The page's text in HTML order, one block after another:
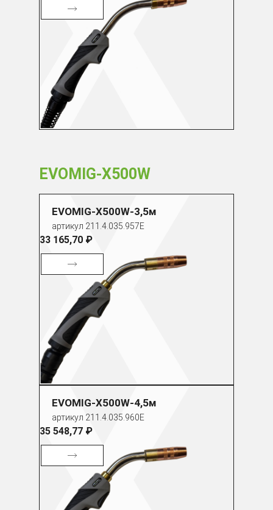
EVOMIG-X500W
EVOMIG-X500W-3,5м
артикул 211.4.035.957E
33 165,70 ₽
EVOMIG-X500W-4,5м
артикул 211.4.035.960E
35 548,77 ₽